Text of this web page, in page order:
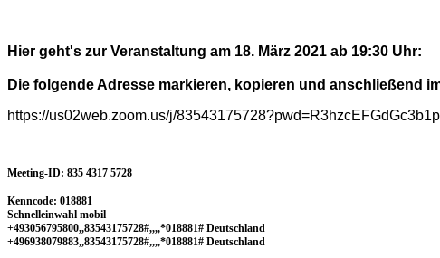
Hier geht's zur Veranstaltung am 18. März 2021 ab 19:30 Uhr:
Die folgende Adresse markieren, kopieren und anschließend
https://us02web.zoom.us/j/
Meeting-ID: 835 4317 5728
Kenncode: 018881
Schnelleinwahl mobil
+493056795800,,83543175728#,,,,*018881# Deutschland
+496938079883,,83543175728#,,,,*018881# Deutschland